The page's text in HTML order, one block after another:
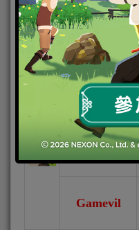
《電磁風暴
發行商
Gamevil